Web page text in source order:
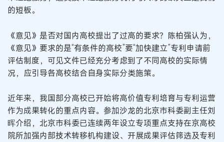
的短板。
《意见》是否对国内高校提出了过高的要求？陈柏强认为，
《意见》要求的是“有条件的高校”要“加快建立”专利申请前
评估制度，可见文件已经充分考虑到了不同高校的实际情
况，应引导各高校结合自身实际分类施策。
近年来，我国部分高校已开始将高价值专利培育与专利运营
作为成果转化的重点内容。参加沙龙的北京市科委副主任刘
晖介绍，北京市科委已连续两年设立专项重点支持在京高校
院所加强内部技术转移机构建设、开展成果评估筛选及专利